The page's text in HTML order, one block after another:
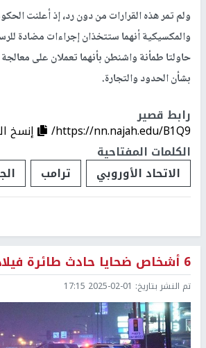
ولم تمر هذه القرارات من دون رد، إذ أعلنت
والمكسيكية أنهما ستتخذان إجراءات مضادة
حاولتا طمأنة واشنطن بأنهما تعملان على
بشأن الحدود والتجارة.
رابط قصير
https://nn.najah.edu/B1Q9/
إنسخ
الكلمات المفتاحية
الاتحاد الأوروبي
ترامب
6 أشخاص ضحايا حادث طائرة فيلادلفيا
تم النشر بتاريخ: 2025-02-01 17:15